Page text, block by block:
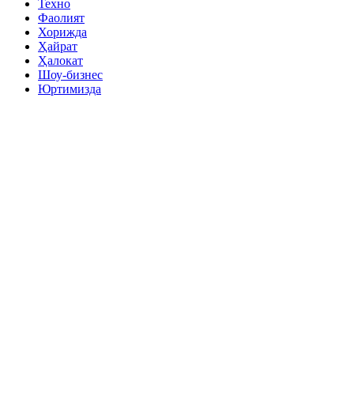
Техно
Фаолият
Хорижда
Ҳайрат
Ҳалокат
Шоу-бизнес
Юртимизда